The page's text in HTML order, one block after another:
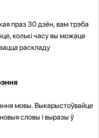
праз 30 дзён, вам трэба
колькі часу вы можаце
раскладу
мовы. Выкарыстоўвайце
словы і выразы ў